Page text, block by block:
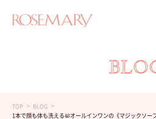
TOP
BLOG
1本で顔も体も洗える🛀オールインワンの《マジックソー